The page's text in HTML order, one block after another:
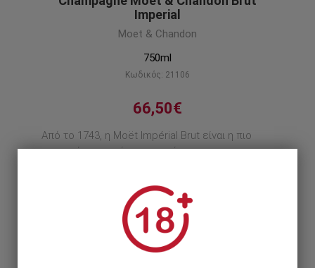
Imperial
Moet & Chandon
750ml
Κωδικός: 21106
66,50€
Από το 1743, η Moët Impérial Brut είναι η πιο
αγαπημένη σαμπάνια στον κόσμο.
Περιγραφή προϊόντος
Χαμηλό απόθεμα